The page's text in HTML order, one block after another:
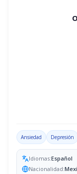
Ansiedad Depresión
Idiomas:Español
Nacionalidad: